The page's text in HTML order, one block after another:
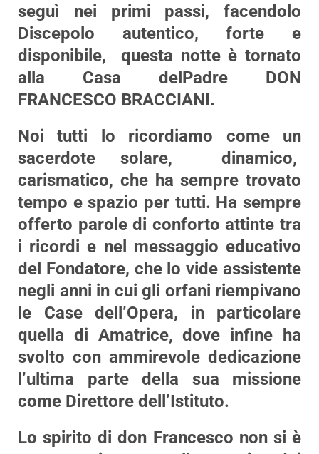
seguì nei primi passi, facendolo
Discepolo autentico, forte e
disponibile, questa notte è tornato
alla Casa delPadre DON
FRANCESCO BRACCIANI.
Noi tutti lo ricordiamo come un
sacerdote solare, dinamico,
carismatico, che ha sempre trovato
tempo e spazio per tutti. Ha sempre
offerto parole di conforto attinte tra
i ricordi e nel messaggio educativo
del Fondatore, che lo vide assistente
negli anni in cui gli orfani riempivano
le Case dell’Opera, in particolare
quella di Amatrice, dove infine ha
svolto con ammirevole dedicazione
l’ultima parte della sua missione
come Direttore dell’Istituto.
Lo spirito di don Francesco non si è